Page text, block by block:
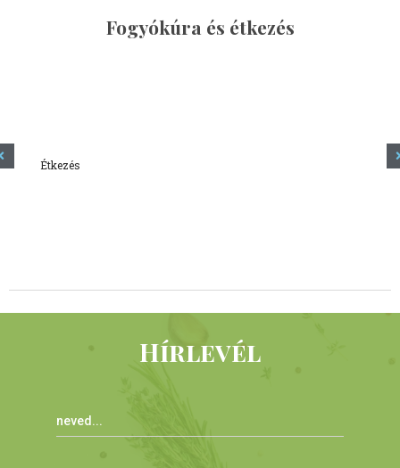
Fogyókúra és étkezés
Étkezés
Hírlevél